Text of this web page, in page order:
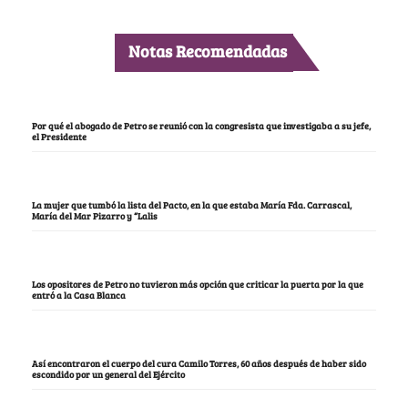
Notas Recomendadas
Por qué el abogado de Petro se reunió con la congresista que investigaba a su jefe,
el Presidente
La mujer que tumbó la lista del Pacto, en la que estaba María Fda. Carrascal,
María del Mar Pizarro y “Lalis
Los opositores de Petro no tuvieron más opción que criticar la puerta por la que
entró a la Casa Blanca
Así encontraron el cuerpo del cura Camilo Torres, 60 años después de haber sido
escondido por un general del Ejército